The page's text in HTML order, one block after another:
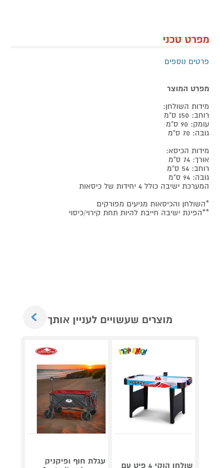
מפרט טכני
פרטים נוספים
מפרט המוצר
מידות השולחן:
רוחב: 150 ס"מ
עומק: 90 ס"מ
גובה: 70 ס"מ
מידות הכיסא:
אורך: 74 ס"מ
רוחב: 54 ס"מ
גובה: 94 ס"מ
המערכת ישיבה כולל 4 יחידות של כיסאות
*השולחן והכיסאות מגיעים מפורקים
**​הפינת ישיבה חייבת להיות תחת קירוי/כיסוי
מוצרים שעשויים לעניין אותך
שולחן הוקי 4 פיט עם
עגלת חוף ופיקניק